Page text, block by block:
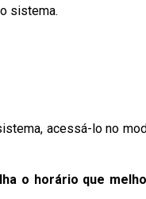
sistema.
acessá-lo no
o horário que